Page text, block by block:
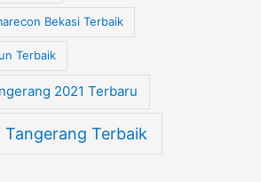
Bekasi Terbaik
Terbaik
2021 Terbaru
Terbaik